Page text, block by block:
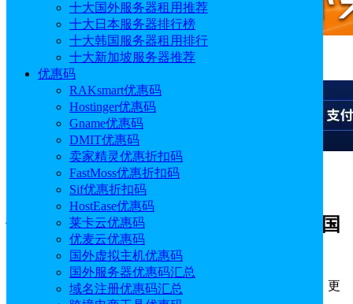
十大国外服务器租用推荐
十大日本服务器排行榜
十大韩国服务器租用排行
十大新加坡服务器推荐
优惠码
RAKsmart优惠码
Hostinger优惠码
Gname优惠码
DMIT优惠码
卖家精灵优惠折扣码
FastMoss优惠折扣码
Sif优惠折扣码
HostEase优惠码
莱卡云优惠码
优麦云优惠码
国外虚拟主机优惠码
国外服务器优惠码汇总
域名注册优惠码汇总
恒创科技香港云服务器BGP精品/优化/国
际线路套餐选择指南
作者: Emily 分类:主机 发布时间: 2026.05.05 13:30:57
更